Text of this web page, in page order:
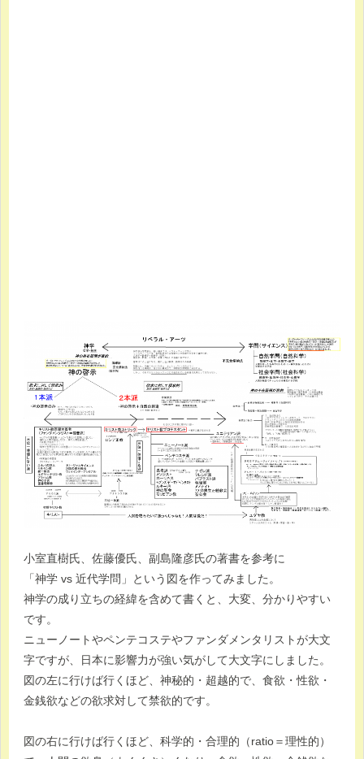
小室直樹氏、佐藤優氏、副島隆彦氏の著書を参考に
「神学 vs 近代学問」という図を作ってみました。
神学の成り立ちの経緯を含めて書くと、大変、分かりやすい
です。
ニューノートやペンテコステやファンダメンタリストが大文
字ですが、日本に影響力が強い気がして大文字にしました。
図の左に行けば行くほど、神秘的・超越的で、食欲・性欲・
金銭欲などの欲求対して禁欲的です。
図の右に行けば行くほど、科学的・合理的（ratio＝理性的）